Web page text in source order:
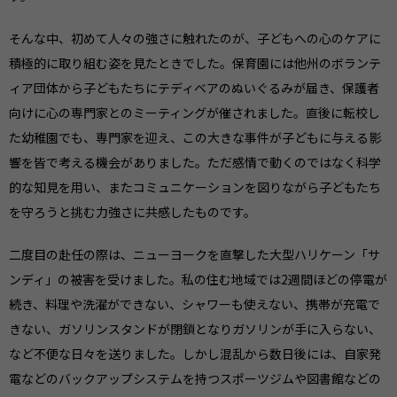
そんな中、初めて人々の強さに触れたのが、子どもへの心のケアに
積極的に取り組む姿を見たときでした。保育園には他州のボランテ
ィア団体から子どもたちにテディベアのぬいぐるみが届き、保護者
向けに心の専門家とのミーティングが催されました。直後に転校し
た幼稚園でも、専門家を迎え、この大きな事件が子どもに与える影
響を皆で考える機会がありました。ただ感情で動くのではなく科学
的な知見を用い、またコミュニケーションを図りながら子どもたち
を守ろうと挑む力強さに共感したものです。
二度目の赴任の際は、ニューヨークを直撃した大型ハリケーン「サ
ンディ」の被害を受けました。私の住む地域では2週間ほどの停電が
続き、料理や洗濯ができない、シャワーも使えない、携帯が充電で
きない、ガソリンスタンドが閉鎖となりガソリンが手に入らない、
など不便な日々を送りました。しかし混乱から数日後には、自家発
電などのバックアップシステムを持つスポーツジムや図書館などの